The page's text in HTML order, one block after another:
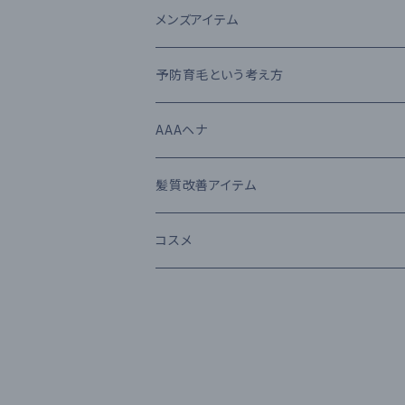
The U
トリートメント
The U
流さないトリートメント（アウトバス）
スタイリング剤
N.（エヌドット）
Moii（モイ）
肌にも使えるUVケア
MAEUFA ミーファ
髪色長持ちカラーシャンプー＆トリートメント
MTG
メンズアイテム
N.オム（エヌドット オム）
RUEDE BRAQUE（ルードブラック）
THE GROOMING （ザ・グルーミング）
予防育毛という考え方
AAAヘナ
髪質改善アイテム
iMPROQA
コスメ